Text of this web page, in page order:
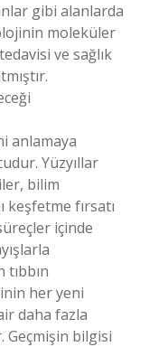
gibi alanlarda
moleküler
ve sağlık
anlamaya
Yüzyıllar
bilim
keşfetme fırsatı
içinde
her yeni
daha fazla
bilgisi